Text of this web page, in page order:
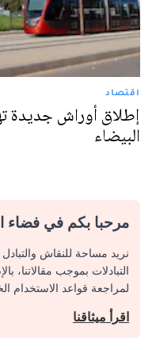
اقتصاد
إطلاق أوراش جديدة
البيضاء
مرحبا بكم في فضاء
نريد مساحة للنقاش
التبادلات بموجب مقالاتنا،
لمراجعة قواعد الاستخدام
اقرأ ميثاقنا